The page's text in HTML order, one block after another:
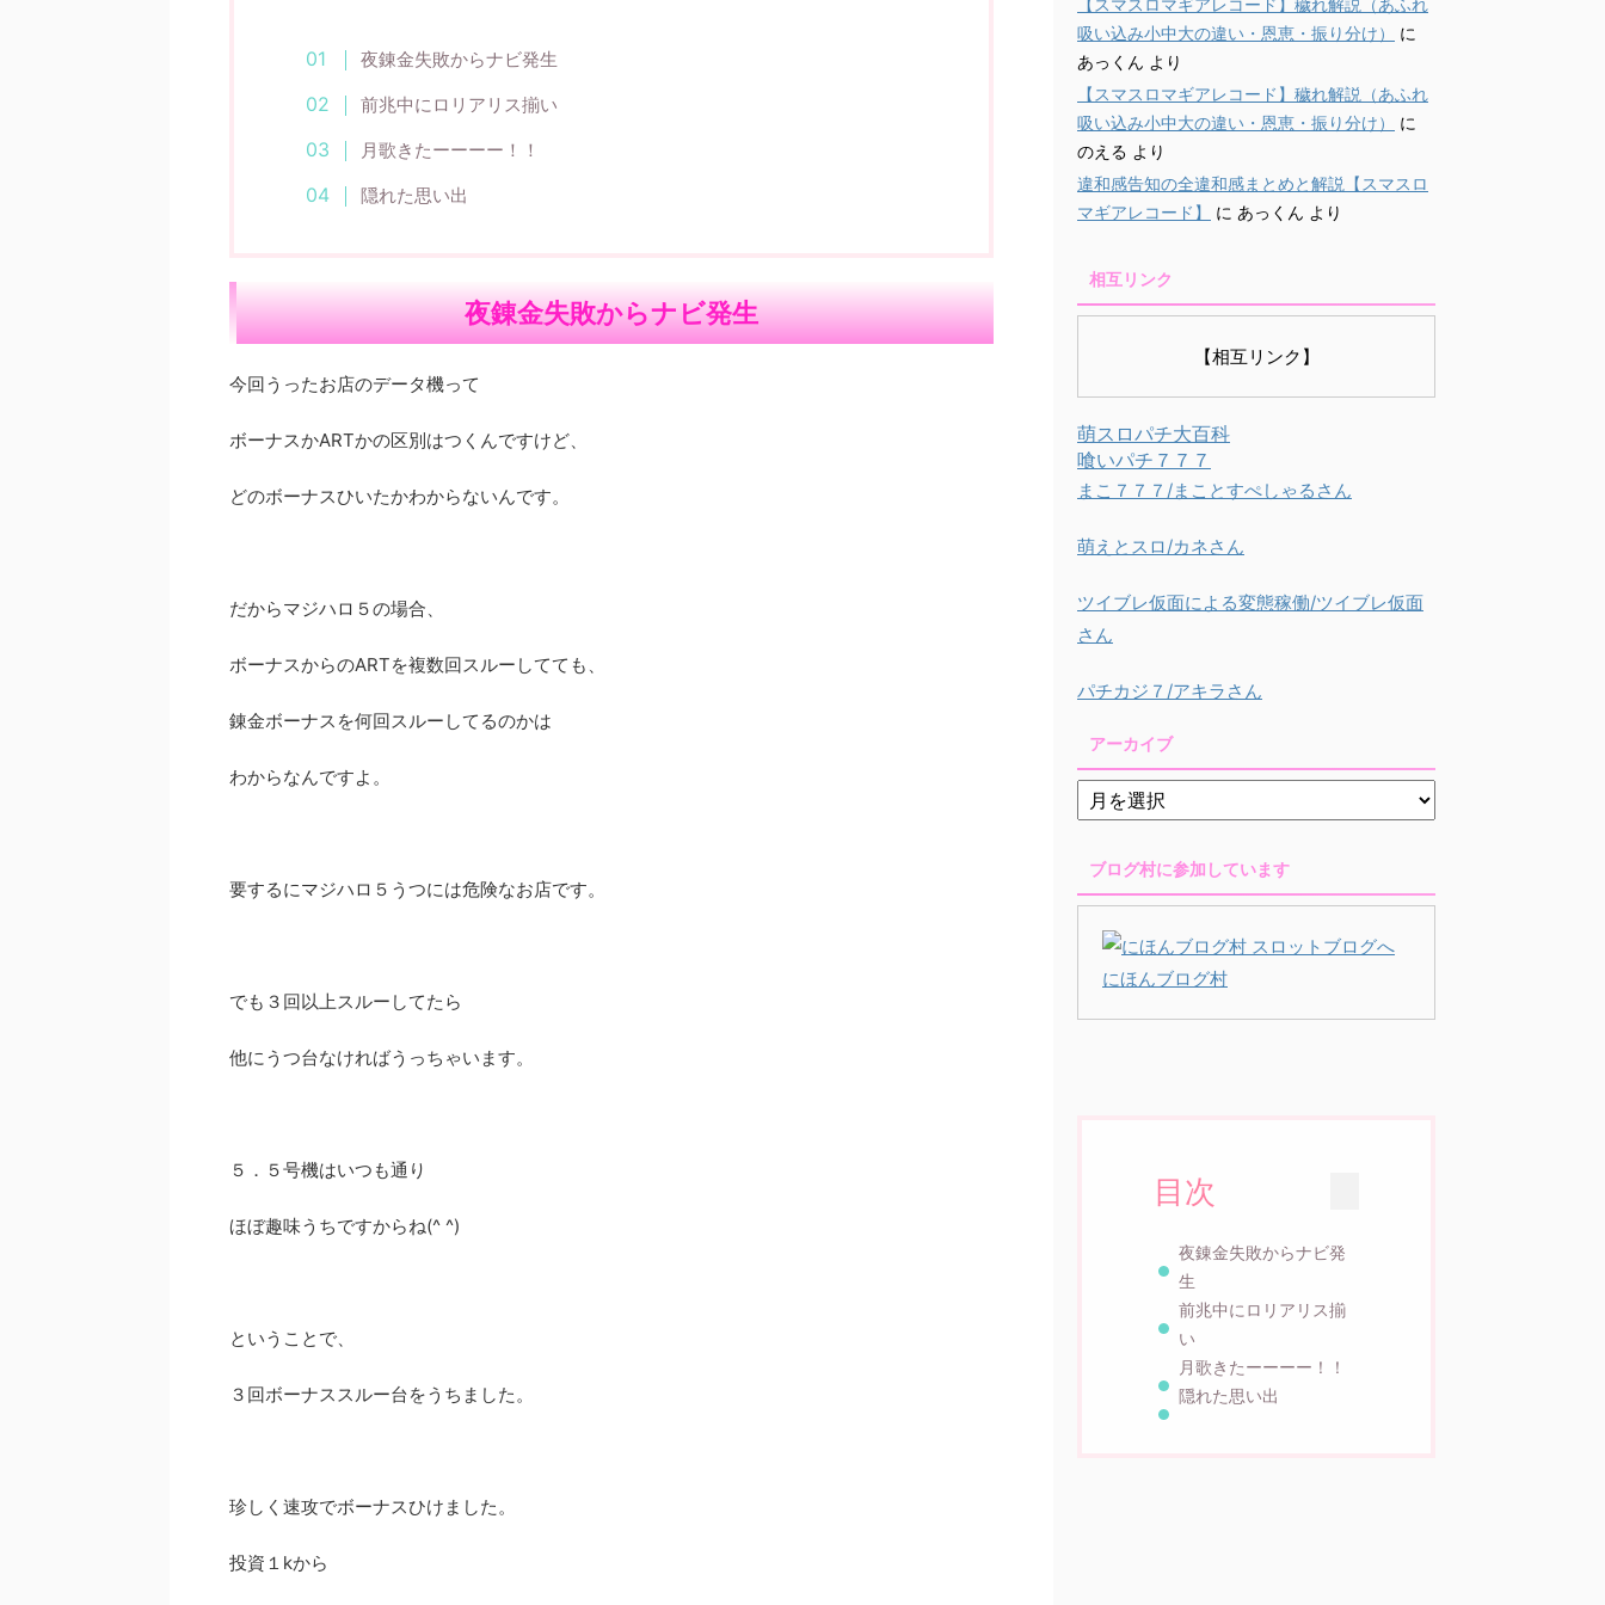
夜錬金失敗からナビ発生
前兆中にロリアリス揃い
月歌きたーーーー！！
隠れた思い出
夜錬金失敗からナビ発生
今回うったお店のデータ機って
ボーナスかARTかの区別はつくんですけど、
どのボーナスひいたかわからないんです。
だからマジハロ５の場合、
ボーナスからのARTを複数回スルーしてても、
錬金ボーナスを何回スルーしてるのかは
わからなんですよ。
要するにマジハロ５うつには危険なお店です。
でも３回以上スルーしてたら
他にうつ台なければうっちゃいます。
５．５号機はいつも通り
ほぼ趣味うちですからね(^ ^)
ということで、
３回ボーナススルー台をうちました。
珍しく速攻でボーナスひけました。
投資１kから
【スマスロマギアレコード】穢れ解説（あふれ
吸い込み小中大の違い・恩恵・振り分け）
に
あっくん より
【スマスロマギアレコード】穢れ解説（あふれ
吸い込み小中大の違い・恩恵・振り分け）
に
のえる より
違和感告知の全違和感まとめと解説【スマスロ
マギアレコード】
に あっくん より
相互リンク
【相互リンク】
萌スロパチ大百科
喰いパチ７７７
まこ７７７/まことすぺしゃるさん
萌えとスロ/カネさん
ツイブレ仮面による変態稼働/ツイブレ仮面
さん
パチカジ７/アキラさん
アーカイブ
ブログ村に参加しています
にほんブログ村
目次
夜錬金失敗からナビ発
生
前兆中にロリアリス揃
い
月歌きたーーーー！！
隠れた思い出